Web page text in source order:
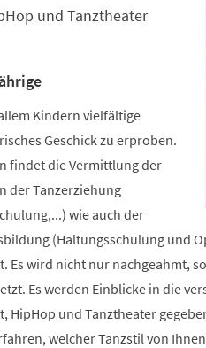
und Tanztheater
Kindern vielfältige
Geschick zu erproben.
findet die Vermittlung der
der Tanzerziehung
wie auch der
(Haltungsschulung und
Es wird nicht nur nachgeahmt,
Es werden Einblicke in die
HipHop und Tanztheater
welcher Tanzstil von